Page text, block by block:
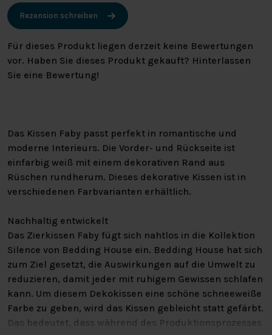
Rezension schreiben
Für dieses Produkt liegen derzeit keine Bewertungen
vor. Haben Sie dieses Produkt gekauft? Hinterlassen
Sie eine Bewertung!
Das Kissen Faby passt perfekt in romantische und
moderne Interieurs. Die Vorder- und Rückseite ist
einfarbig weiß mit einem dekorativen Rand aus
Rüschen rundherum. Dieses dekorative Kissen ist in
verschiedenen Farbvarianten erhältlich.
Nachhaltig entwickelt
Das Zierkissen Faby fügt sich nahtlos in die Kollektion
Silence von Bedding House ein. Bedding House hat sich
zum Ziel gesetzt, die Auswirkungen auf die Umwelt zu
reduzieren, damit jeder mit ruhigem Gewissen schlafen
kann. Um diesem Dekokissen eine schöne schneeweiße
Farbe zu geben, wird das Kissen gebleicht statt gefärbt.
Das bedeutet, dass während des Produktionsprozesses